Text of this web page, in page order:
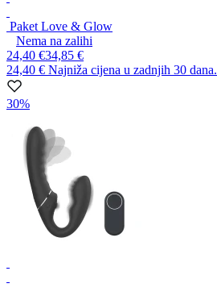
Paket Love & Glow
Nema na zalihi
24,40 €34,85 €
24,40 € Najniža cijena u zadnjih 30 dana.
30%